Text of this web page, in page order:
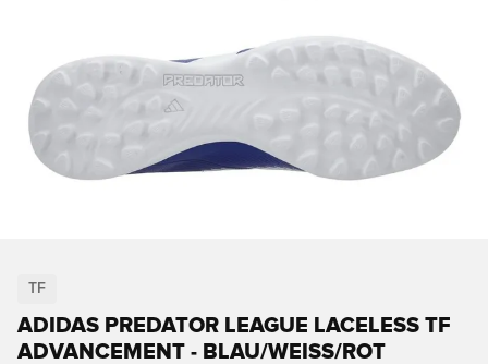
TF
ADIDAS PREDATOR LEAGUE LACELESS TF
ADVANCEMENT - BLAU/WEISS/ROT